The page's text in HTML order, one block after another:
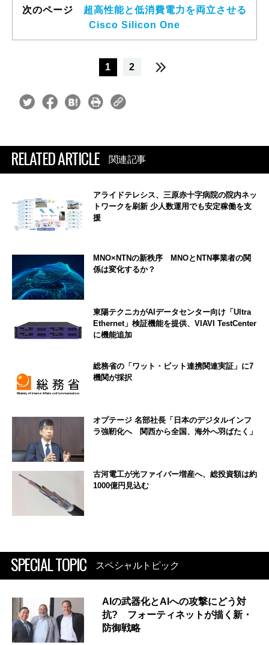
次のページ 超高性能と低消費電力を両立させる
Cisco Silicon One
1 2
RELATED ARTICLE 関連記事
アライドテレシス、三原赤十字病院の院内ネッ
トワークを刷新 少人数運用でも安定稼働を支
援
MNO×NTNの新秩序 MNOとNTN事業者の関
係は変化するか？
東陽テクニカがAIデータセンター向け「Ultra
Ethernet」検証機能を提供、VIAVI TestCenter
に機能追加
総務省の「ワット・ビット連携関連実証」に7
機関が採択
オプテージ 名部社長「日本のデジタルインフ
ラ強靭化へ 関西から全国、海外へ羽ばたく」
古河電工が光ファイバー増産へ、総投資額は約
1000億円見込む
SPECIAL TOPIC スペシャルトピック
AIの武器化とAIへの攻撃にどう対
抗? フォーティネットが描く新・
防御戦略